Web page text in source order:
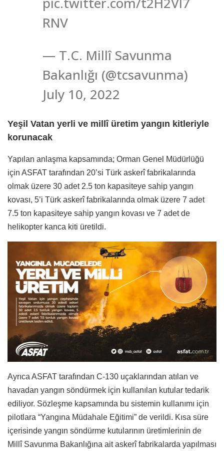
RNV
— T.C. Millî Savunma
Bakanlığı (@tcsavunma)
July 10, 2022
Yeşil Vatan yerli ve millî üretim yangın kitleriyle
korunacak
Yapılan anlaşma kapsamında; Orman Genel Müdürlüğü
için ASFAT tarafından 20’si Türk askerî fabrikalarında
olmak üzere 30 adet 2.5 ton kapasiteye sahip yangın
kovası, 5’i Türk askerî fabrikalarında olmak üzere 7 adet
7.5 ton kapasiteye sahip yangın kovası ve 7 adet de
helikopter kanca kiti üretildi.
Ayrıca ASFAT tarafından C-130 uçaklarından atılan ve
havadan yangın söndürmek için kullanılan kutular tedarik
ediliyor. Sözleşme kapsamında bu sistemin kullanımı için
pilotlara “Yangına Müdahale Eğitimi” de verildi. Kısa süre
içerisinde yangın söndürme kutularının üretimlerinin de
Millî Savunma Bakanlığına ait askerî fabrikalarda yapılması